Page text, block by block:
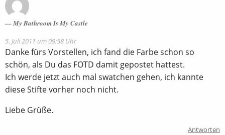
My Bathroom Is My Castle
5. Juli 2011 um 09:58 Uhr
Danke fürs Vorstellen, ich fand die Farbe schon so
schön, als Du das FOTD damit gepostet hattest.
Ich werde jetzt auch mal swatchen gehen, ich kannte
diese Stifte vorher noch nicht.
Liebe Grüße.
Antworten